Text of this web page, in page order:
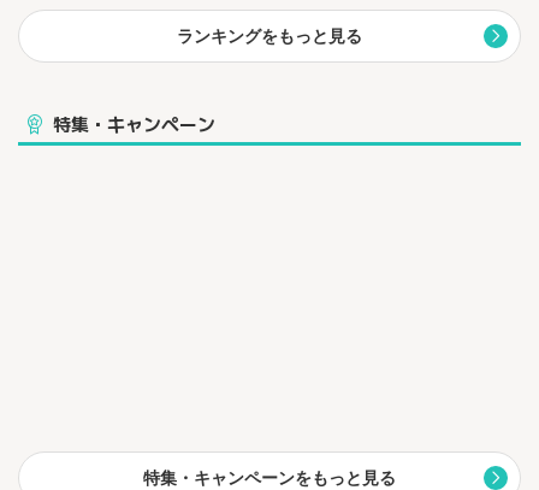
ランキングをもっと見る
特集・キャンペーン
特集・キャンペーンをもっと見る